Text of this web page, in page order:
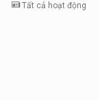
Tất cả hoạt động